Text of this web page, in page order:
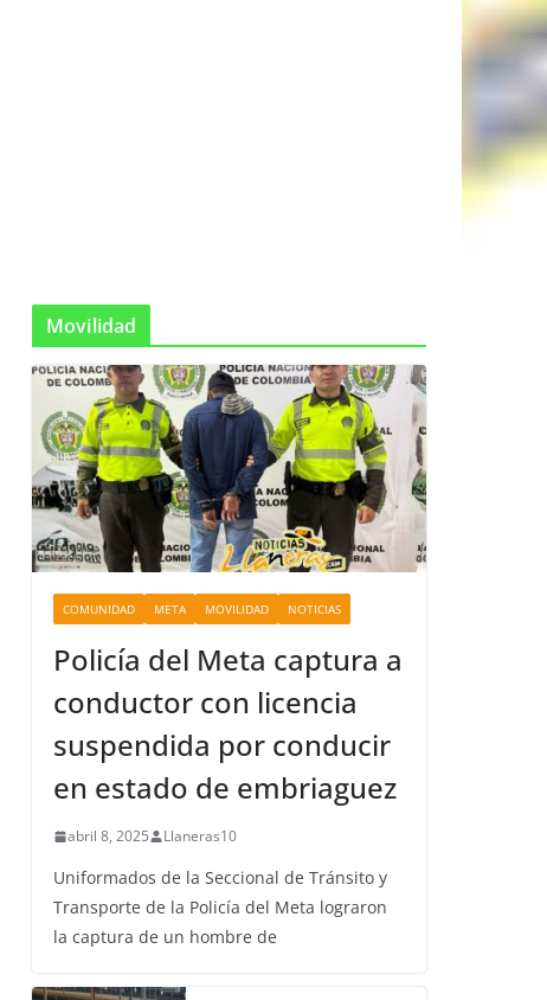
Movilidad
COMUNIDAD META MOVILIDAD NOTICIAS
Policía del Meta captura a
conductor con licencia
suspendida por conducir
en estado de embriaguez
abril 8, 2025 Llaneras10
Uniformados de la Seccional de Tránsito y
Transporte de la Policía del Meta lograron
la captura de un hombre de